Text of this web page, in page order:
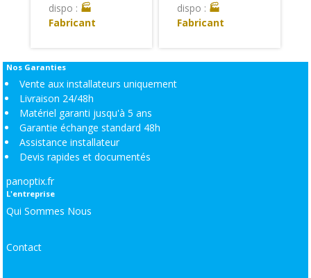
dispo : 🏭
Fabricant
dispo : 🏭
Fabricant
Nos Garanties
Vente aux installateurs uniquement
Livraison 24/48h
Matériel garanti jusqu'à 5 ans
Garantie échange standard 48h
Assistance installateur
Devis rapides et documentés
panoptix.fr
L'entreprise
Qui Sommes Nous
Contact